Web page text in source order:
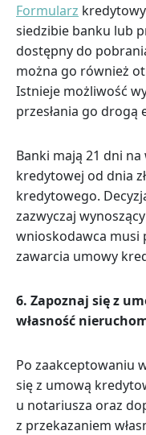
Formularz
siedzibie banku lub
dostępny do
można go również
Istnieje możliwość
przesłania go drogą
Banki mają 21 dni
kredytowej od dnia
kredytowego.
zazwyczaj
wnioskodawca musi
zawarcia umowy
6. Zapoznaj się z
własność
Po zaakceptowaniu
się z umową
u notariusza oraz
z przekazaniem